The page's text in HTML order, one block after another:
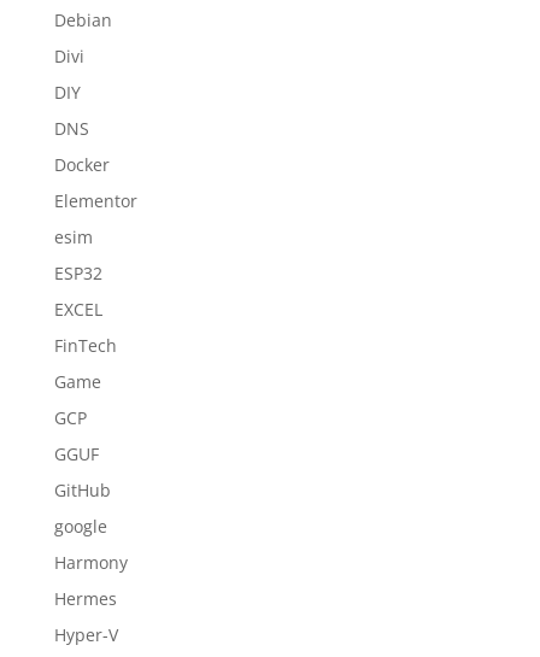
Debian
Divi
DIY
DNS
Docker
Elementor
esim
ESP32
EXCEL
FinTech
Game
GCP
GGUF
GitHub
google
Harmony
Hermes
Hyper-V